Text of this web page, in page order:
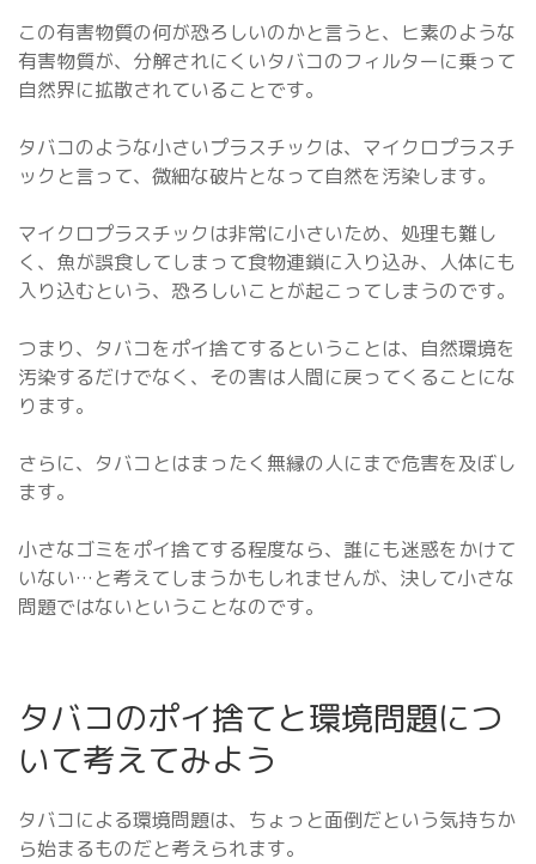
この有害物質の何が恐ろしいのかと言うと、ヒ素のような
有害物質が、分解されにくいタバコのフィルターに乗って
自然界に拡散されていることです。
タバコのような小さいプラスチックは、マイクロプラスチ
ックと言って、微細な破片となって自然を汚染します。
マイクロプラスチックは非常に小さいため、処理も難し
く、魚が誤食してしまって食物連鎖に入り込み、人体にも
入り込むという、恐ろしいことが起こってしまうのです。
つまり、タバコをポイ捨てするということは、自然環境を
汚染するだけでなく、その害は人間に戻ってくることにな
ります。
さらに、タバコとはまったく無縁の人にまで危害を及ぼし
ます。
小さなゴミをポイ捨てする程度なら、誰にも迷惑をかけて
いない…と考えてしまうかもしれませんが、決して小さな
問題ではないということなのです。
タバコのポイ捨てと環境問題につ
いて考えてみよう
タバコによる環境問題は、ちょっと面倒だという気持ちか
ら始まるものだと考えられます。